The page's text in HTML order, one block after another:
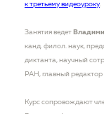
к третьему видеоуроку.
Занятия ведет
канд. филол. наук,
диктанта, научный
РАН, главный
Курс сопровождают